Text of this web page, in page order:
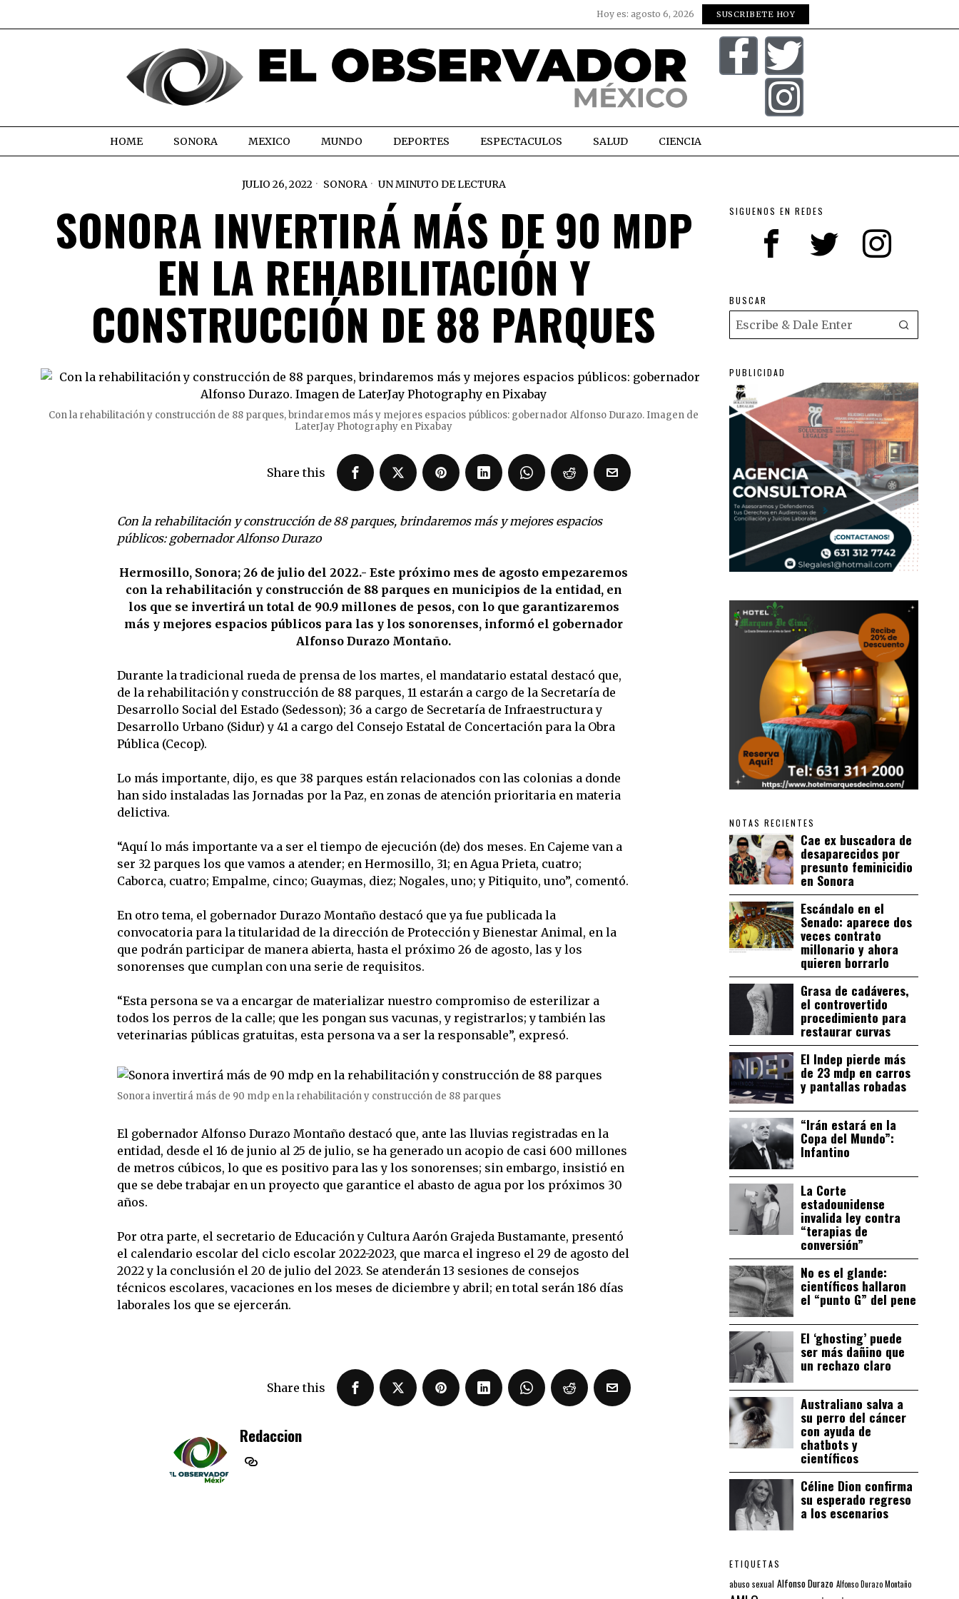
Hoy es: agosto 6, 2026 SUSCRIBETE HOY
HOME SONORA MEXICO MUNDO DEPORTES ESPECTACULOS SALUD CIENCIA
JULIO 26, 2022 SONORA UN MINUTO DE LECTURA
SONORA INVERTIRÁ MÁS DE 90 MDP
EN LA REHABILITACIÓN Y
CONSTRUCCIÓN DE 88 PARQUES
Con la rehabilitación y construcción de 88 parques, brindaremos más y mejores espacios públicos: gobernador Alfonso Durazo. Imagen de
LaterJay Photography en Pixabay
Share this
Con la rehabilitación y construcción de 88 parques, brindaremos más y mejores espacios
públicos: gobernador Alfonso Durazo
Hermosillo, Sonora; 26 de julio del 2022.- Este próximo mes de agosto empezaremos
con la rehabilitación y construcción de 88 parques en municipios de la entidad, en
los que se invertirá un total de 90.9 millones de pesos, con lo que garantizaremos
más y mejores espacios públicos para las y los sonorenses, informó el gobernador
Alfonso Durazo Montaño.
Durante la tradicional rueda de prensa de los martes, el mandatario estatal destacó que,
de la rehabilitación y construcción de 88 parques, 11 estarán a cargo de la Secretaría de
Desarrollo Social del Estado (Sedesson); 36 a cargo de Secretaría de Infraestructura y
Desarrollo Urbano (Sidur) y 41 a cargo del Consejo Estatal de Concertación para la Obra
Pública (Cecop).
Lo más importante, dijo, es que 38 parques están relacionados con las colonias a donde
han sido instaladas las Jornadas por la Paz, en zonas de atención prioritaria en materia
delictiva.
“Aquí lo más importante va a ser el tiempo de ejecución (de) dos meses. En Cajeme van a
ser 32 parques los que vamos a atender; en Hermosillo, 31; en Agua Prieta, cuatro;
Caborca, cuatro; Empalme, cinco; Guaymas, diez; Nogales, uno; y Pitiquito, uno”, comentó.
En otro tema, el gobernador Durazo Montaño destacó que ya fue publicada la
convocatoria para la titularidad de la dirección de Protección y Bienestar Animal, en la
que podrán participar de manera abierta, hasta el próximo 26 de agosto, las y los
sonorenses que cumplan con una serie de requisitos.
“Esta persona se va a encargar de materializar nuestro compromiso de esterilizar a
todos los perros de la calle; que les pongan sus vacunas, y registrarlos; y también las
veterinarias públicas gratuitas, esta persona va a ser la responsable”, expresó.
Sonora invertirá más de 90 mdp en la rehabilitación y construcción de 88 parques
El gobernador Alfonso Durazo Montaño destacó que, ante las lluvias registradas en la
entidad, desde el 16 de junio al 25 de julio, se ha generado un acopio de casi 600 millones
de metros cúbicos, lo que es positivo para las y los sonorenses; sin embargo, insistió en
que se debe trabajar en un proyecto que garantice el abasto de agua por los próximos 30
años.
Por otra parte, el secretario de Educación y Cultura Aarón Grajeda Bustamante, presentó
el calendario escolar del ciclo escolar 2022-2023, que marca el ingreso el 29 de agosto del
2022 y la conclusión el 20 de julio del 2023. Se atenderán 13 sesiones de consejos
técnicos escolares, vacaciones en los meses de diciembre y abril; en total serán 186 días
laborales los que se ejercerán.
Share this
Redaccion
SIGUENOS EN REDES
BUSCAR
PUBLICIDAD
NOTAS RECIENTES
Cae ex buscadora de
desaparecidos por
presunto feminicidio
en Sonora
Escándalo en el
Senado: aparece dos
veces contrato
millonario y ahora
quieren borrarlo
Grasa de cadáveres,
el controvertido
procedimiento para
restaurar curvas
El Indep pierde más
de 23 mdp en carros
y pantallas robadas
“Irán estará en la
Copa del Mundo”:
Infantino
La Corte
estadounidense
invalida ley contra
“terapias de
conversión”
No es el glande:
científicos hallaron
el “punto G” del pene
El ‘ghosting’ puede
ser más dañino que
un rechazo claro
Australiano salva a
su perro del cáncer
con ayuda de
chatbots y
científicos
Céline Dion confirma
su esperado regreso
a los escenarios
ETIQUETAS
abuso sexual Alfonso Durazo Alfonso Durazo Montaño